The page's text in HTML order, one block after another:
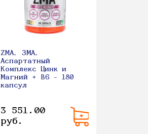
ZMA, ЗМА,
Аспартатный
Комплекс Цинк и
Магний + B6 - 180
капсул
3 551.00
руб.